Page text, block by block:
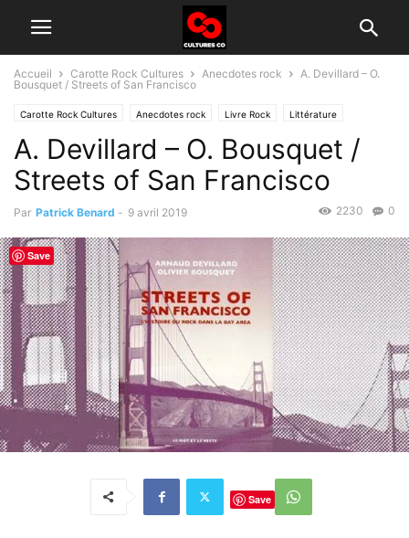
Accueil Carotte Rock Cultures Anecdotes rock
A. Devillard – O.
Bousquet / Streets of San Francisco
Carotte Rock Cultures Anecdotes rock Livre Rock Littérature
A. Devillard – O. Bousquet /
Streets of San Francisco
Par Patrick Benard - 9 avril 2019 0
2230
Save
Save